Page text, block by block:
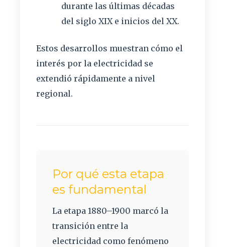
durante las últimas décadas
del siglo XIX e inicios del XX.
Estos desarrollos muestran cómo el
interés por la electricidad se
extendió rápidamente a nivel
regional.
Por qué esta etapa
es fundamental
La etapa 1880–1900 marcó la
transición entre la
electricidad como fenómeno